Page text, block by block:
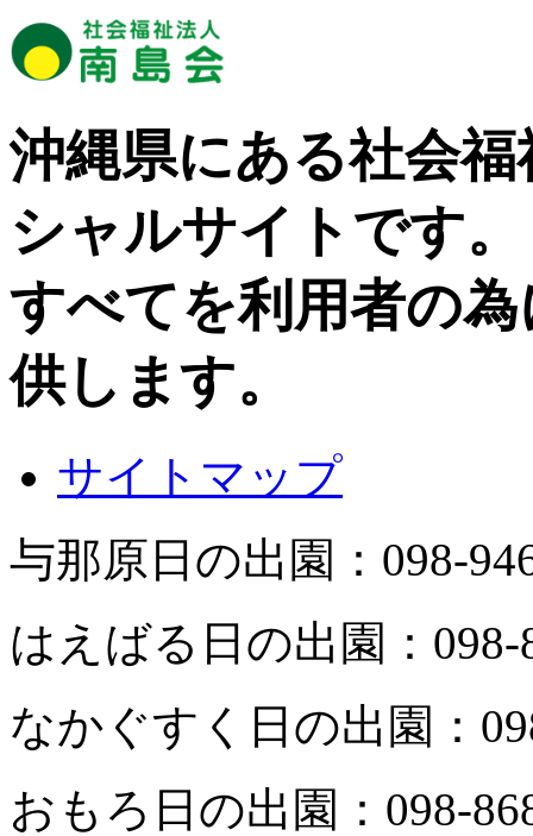
沖縄県にある社会
シャルサイトです。
すべてを利用者の
供します。
サイトマップ
与那原日の出園： 098-
はえばる日の出園： 098-
なかぐすく日の出園：
おもろ日の出園： 098-